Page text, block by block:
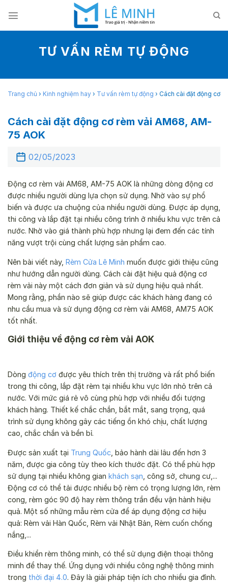
content
TƯ VẤN RÈM TỰ ĐỘNG
Trang chủ › Kinh nghiệm hay › Tư vấn rèm tự động › Cách cài đặt động cơ
Cách cài đặt động cơ rèm vải AM68, AM-
75 AOK
02/05/2023
Động cơ rèm vải AM68, AM-75 AOK là những dòng động cơ
được nhiều người dùng lựa chọn sử dụng. Nhờ vào sự phổ
biến và được ưa chuộng của nhiều người dùng. Được áp dụng,
thi công và lắp đặt tại nhiều công trình ở nhiều khu vực trên cả
nước. Nhờ vào giá thành phù hợp nhưng lại đem đến các tính
năng vượt trội cùng chất lượng sản phẩm cao.
Nên bài viết này, Rèm Cửa Lê Minh muốn được giới thiệu cũng
như hướng dẫn người dùng. Cách cài đặt hiệu quả động cơ
rèm vải này một cách đơn giản và sử dụng hiệu quả nhất.
Mong rằng, phần nào sẽ giúp được các khách hàng đang có
nhu cầu mua và sử dụng động cơ rèm vải AM68, AM75 AOK
tốt nhất.
Giới thiệu về động cơ rèm vải AOK
Dòng động cơ được yêu thích trên thị trường và rất phổ biến
trong thi công, lắp đặt rèm tại nhiều khu vực lớn nhỏ trên cả
nước. Với mức giá rẻ vô cùng phù hợp với nhiều đối tượng
khách hàng. Thiết kế chắc chắn, bắt mắt, sang trọng, quá
trình sử dụng không gây các tiếng ồn khó chịu, chất lượng
cao, chắc chắn và bền bỉ.
Được sản xuất tại Trung Quốc , bảo hành dài lâu đến hơn 3
năm, được gia công tùy theo kích thước đặt. Có thể phù hợp
sử dụng tại nhiều không gian khách sạn , công sở, chung cư,...
Động cơ có thể tải được nhiều bộ rèm có trọng lượng lớn, rèm
cong, rèm góc 90 độ hay rèm thông trần đều vận hành hiệu
quả. Một số những mẫu rèm cửa để áp dụng động cơ hiệu
quả: Rèm vải Hàn Quốc, Rèm vải Nhật Bản, Rèm cuốn chống
nắng,...
Điều khiển rèm thông minh, có thể sử dụng điện thoại thông
minh để thay thế. Ứng dụng với nhiều công nghệ thông minh
trong thời đại 4.0. Đây là giải pháp tiện ích cho nhiều gia đình.